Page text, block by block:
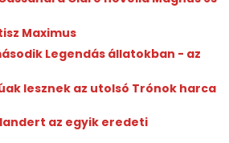
Maximus
Legendás állatokban - az
lesznek az utolsó Trónok harca
az egyik eredeti